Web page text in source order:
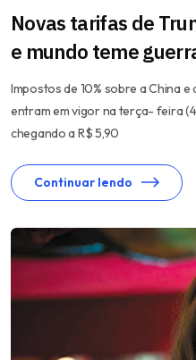
Novas tarifas de
e mundo teme
Impostos de 10% sobre a China
entram em vigor na terça- feira
chegando a R$ 5,90
Continuar lendo